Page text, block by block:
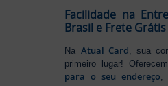
Facilidade na
Brasil e Frete Grátis
Na Atual Card, sua
primeiro lugar!
para o seu endereço,